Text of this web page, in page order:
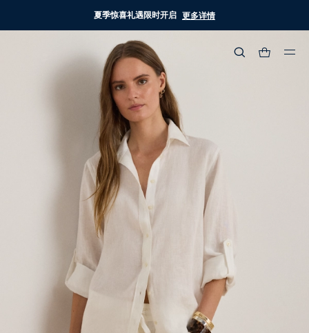
夏季惊喜礼遇限时开启 更多详情